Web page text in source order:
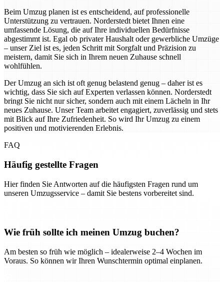
Beim Umzug planen ist es entscheidend, auf professionelle
Unterstützung zu vertrauen. Norderstedt bietet Ihnen eine
umfassende Lösung, die auf Ihre individuellen Bedürfnisse
abgestimmt ist. Egal ob privater Haushalt oder gewerbliche Umzüge
– unser Ziel ist es, jeden Schritt mit Sorgfalt und Präzision zu
meistern, damit Sie sich in Ihrem neuen Zuhause schnell
wohlfühlen.
Der Umzug an sich ist oft genug belastend genug – daher ist es
wichtig, dass Sie sich auf Experten verlassen können. Norderstedt
bringt Sie nicht nur sicher, sondern auch mit einem Lächeln in Ihr
neues Zuhause. Unser Team arbeitet engagiert, zuverlässig und stets
mit Blick auf Ihre Zufriedenheit. So wird Ihr Umzug zu einem
positiven und motivierenden Erlebnis.
FAQ
Häufig gestellte Fragen
Hier finden Sie Antworten auf die häufigsten Fragen rund um
unseren Umzugsservice – damit Sie bestens vorbereitet sind.
Wie früh sollte ich meinen Umzug buchen?
Am besten so früh wie möglich – idealerweise 2–4 Wochen im
Voraus. So können wir Ihren Wunschtermin optimal einplanen.